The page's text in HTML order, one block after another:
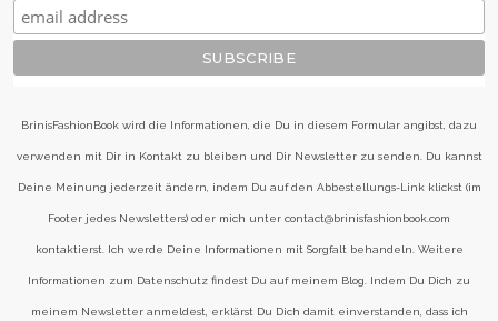
BrinisFashionBook wird die Informationen, die Du in diesem Formular angibst, dazu
verwenden mit Dir in Kontakt zu bleiben und Dir Newsletter zu senden. Du kannst
Deine Meinung jederzeit ändern, indem Du auf den Abbestellungs-Link klickst (im
Footer jedes Newsletters) oder mich unter contact@brinisfashionbook.com
kontaktierst. Ich werde Deine Informationen mit Sorgfalt behandeln. Weitere
Informationen zum Datenschutz findest Du auf meinem Blog. Indem Du Dich zu
meinem Newsletter anmeldest, erklärst Du Dich damit einverstanden, dass ich